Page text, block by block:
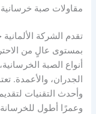
مقاولات صبة
تقدم الشركة
بمستوى عالٍ من
أنواع الصبة
الجدران، والأعمدة.
وأحدث التقنيات
وعمرًا أطول